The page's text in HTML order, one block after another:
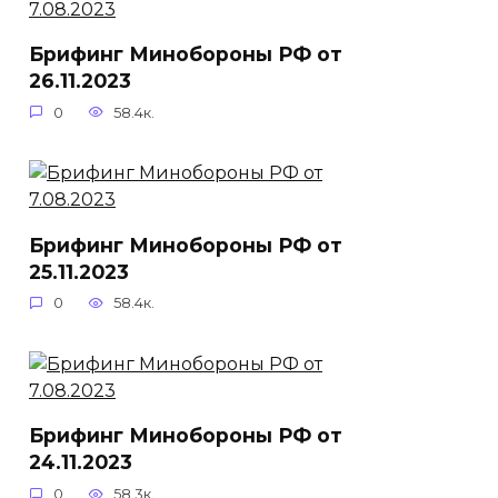
Брифинг Минобороны РФ от
26.11.2023
0 58.4к.
Брифинг Минобороны РФ от
25.11.2023
0 58.4к.
Брифинг Минобороны РФ от
24.11.2023
0 58.3к.